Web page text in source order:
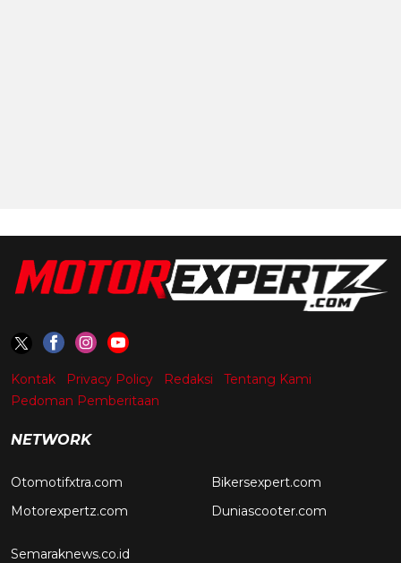
Kontak Privacy Policy Redaksi
Tentang Kami
Pedoman Pemberitaan
NETWORK
Otomotifxtra.com
Motorexpertz.com
Bikersexpert.com
Duniascooter.com
Semaraknews.co.id